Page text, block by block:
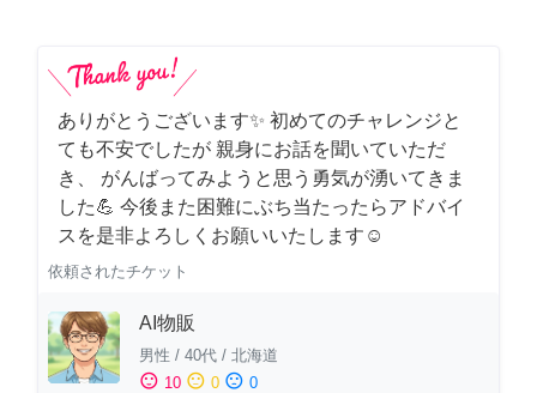
ありがとうございます✨ 初めてのチャレンジと
ても不安でしたが 親身にお話を聞いていただ
き、 がんばってみようと思う勇気が湧いてきま
した💪 今後また困難にぶち当たったらアドバイ
スを是非よろしくお願いいたします☺️
依頼されたチケット
AI物販
男性 / 40代 / 北海道
sentiment_satisfied 10 sentiment_neutral 0 sentiment_dissatisfied 0